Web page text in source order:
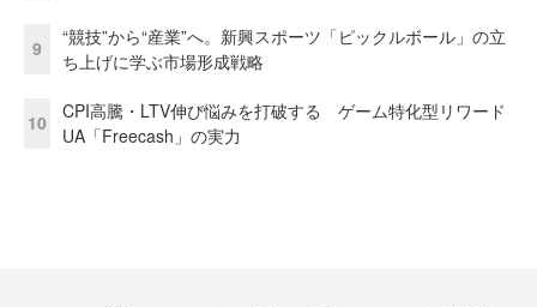
9
“競技”から“産業”へ。新興スポーツ「ピックルボール」の立
ち上げに学ぶ市場形成戦略
10
CPI高騰・LTV伸び悩みを打破する ゲーム特化型リワード
UA「Freecash」の実力